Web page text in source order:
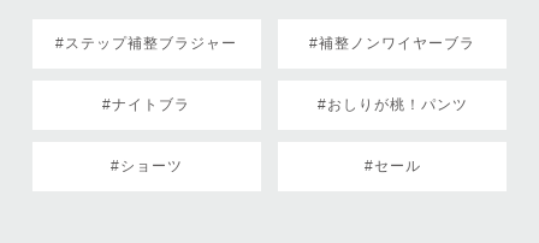
#ステップ補整ブラジャー #補整ノンワイヤーブラ
#ナイトブラ #おしりが桃！パンツ
#ショーツ #セール